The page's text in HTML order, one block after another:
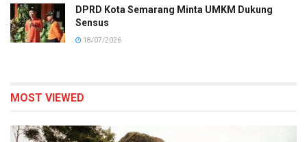
DPRD Kota Semarang Minta UMKM Dukung
Sensus
18/07/2026
MOST VIEWED